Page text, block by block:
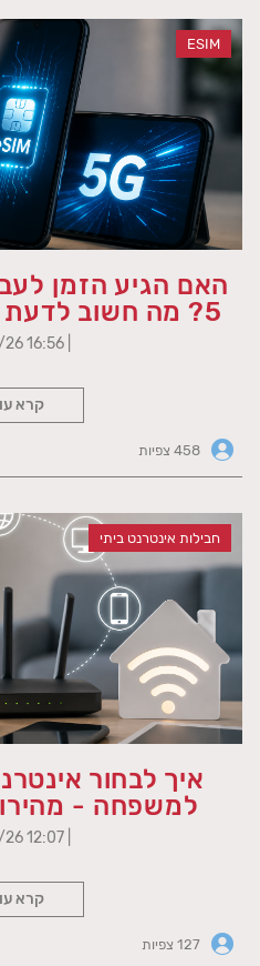
ESIM
5? מה חשוב לדעת לפני שמחליפים?
קרא
חבילות אינטרנט ביתי
איך לבחור
למשפחה -
| 12:07 14/06/26
קרא